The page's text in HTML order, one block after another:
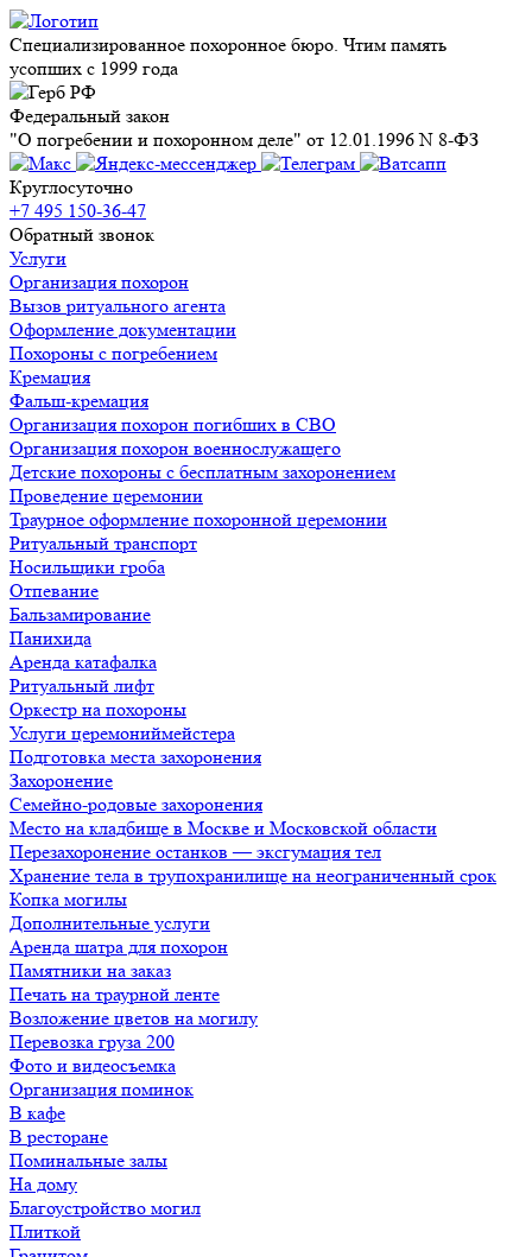
Специализированное похоронное бюро. Чтим память
усопших с 1999 года
Федеральный закон
"О погребении и похоронном деле" от 12.01.1996 N 8-ФЗ
Круглосуточно
+7 495 150-36-47
Обратный звонок
Услуги
Организация похорон
Вызов ритуального агента
Оформление документации
Похороны с погребением
Кремация
Фальш-кремация
Организация похорон погибших в СВО
Организация похорон военнослужащего
Детские похороны с бесплатным захоронением
Проведение церемонии
Траурное оформление похоронной церемонии
Ритуальный транспорт
Носильщики гроба
Отпевание
Бальзамирование
Панихида
Аренда катафалка
Ритуальный лифт
Оркестр на похороны
Услуги церемониймейстера
Подготовка места захоронения
Захоронение
Семейно-родовые захоронения
Место на кладбище в Москве и Московской области
Перезахоронение останков — эксгумация тел
Хранение тела в трупохранилище на неограниченный срок
Копка могилы
Дополнительные услуги
Аренда шатра для похорон
Памятники на заказ
Печать на траурной ленте
Возложение цветов на могилу
Перевозка груза 200
Фото и видеосъемка
Организация поминок
В кафе
В ресторане
Поминальные залы
На дому
Благоустройство могил
Плиткой